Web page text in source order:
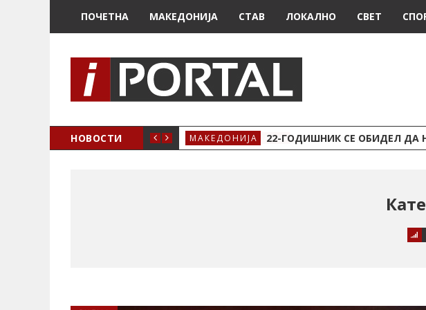
ПОЧЕТНА МАКЕДОНИЈА СТАВ ЛОКАЛНО СВЕТ
НОВОСТИ
ЖЕНСКО ЗДРАВЈЕ ВО КРИВА ПАЛАНКА МАКЕДОНИЈА 22-ГОДИШНИК СЕ ОБИДЕЛ ДА